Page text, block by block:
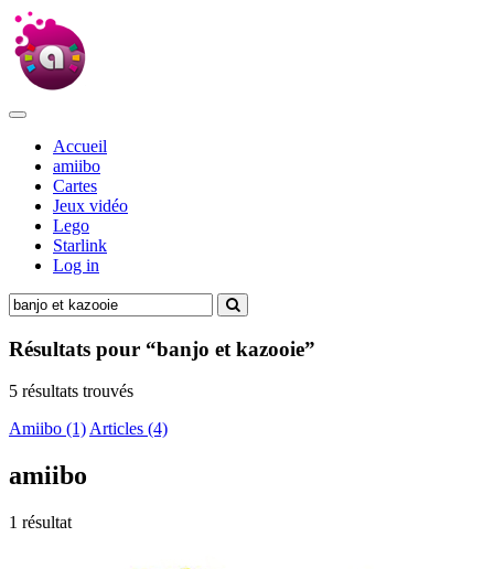
Accueil
amiibo
Cartes
Jeux vidéo
Lego
Starlink
Log in
Résultats pour “banjo et kazooie”
5 résultats trouvés
Amiibo (1)Articles (4)
amiibo
1 résultat